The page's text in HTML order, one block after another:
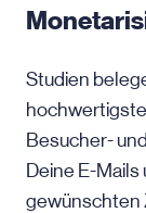
Studien
Besucher-
Deine E-
gewünschten